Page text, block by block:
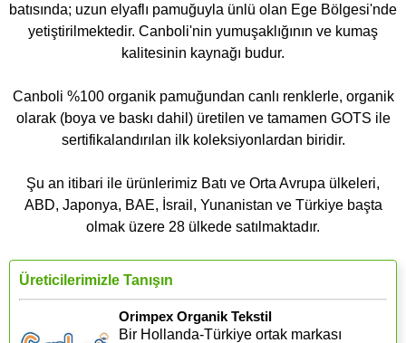
batısında; uzun elyaflı pamuğuyla ünlü olan Ege Bölgesi'nde
yetiştirilmektedir. Canboli'nin yumuşaklığının ve kumaş
kalitesinin kaynağı budur.
Canboli %100 organik pamuğundan canlı renklerle, organik
olarak (boya ve baskı dahil) üretilen ve tamamen GOTS ile
sertifikalandırılan ilk koleksiyonlardan biridir.
Şu an itibari ile ürünlerimiz Batı ve Orta Avrupa ülkeleri,
ABD, Japonya, BAE, İsrail, Yunanistan ve Türkiye başta
olmak üzere 28 ülkede satılmaktadır.
Üreticilerimizle Tanışın
Orimpex Organik Tekstil
Bir Hollanda-Türkiye ortak markası